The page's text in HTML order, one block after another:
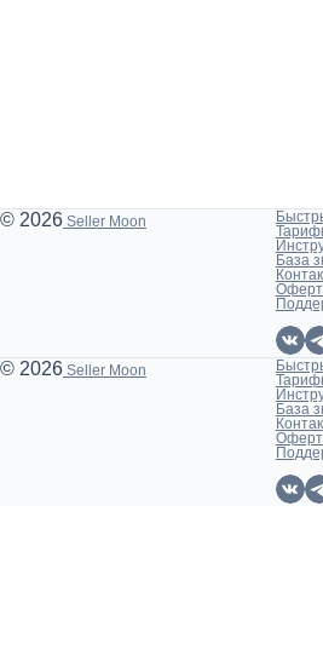
© 2026 Seller Moon
База
© 2026 Seller Moon
База